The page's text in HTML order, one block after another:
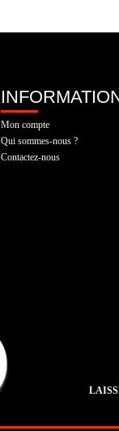
Mon compte
Qui sommes-nous ?
Contactez-nous